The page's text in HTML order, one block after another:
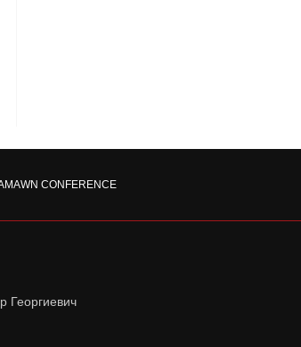
WN CONFERENCE
Георгиевич